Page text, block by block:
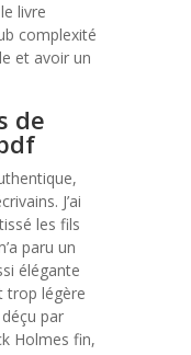
livre
complexité
et avoir un
de
J’ai
les fils
paru un
élégante
trop légère
par
Holmes fin,